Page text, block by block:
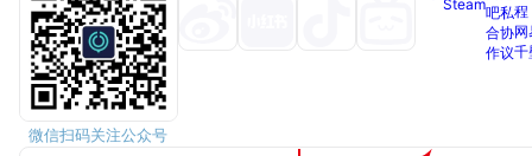
微信扫码关注公众号
Steam吧
合
作
私
协
议
程
网
千